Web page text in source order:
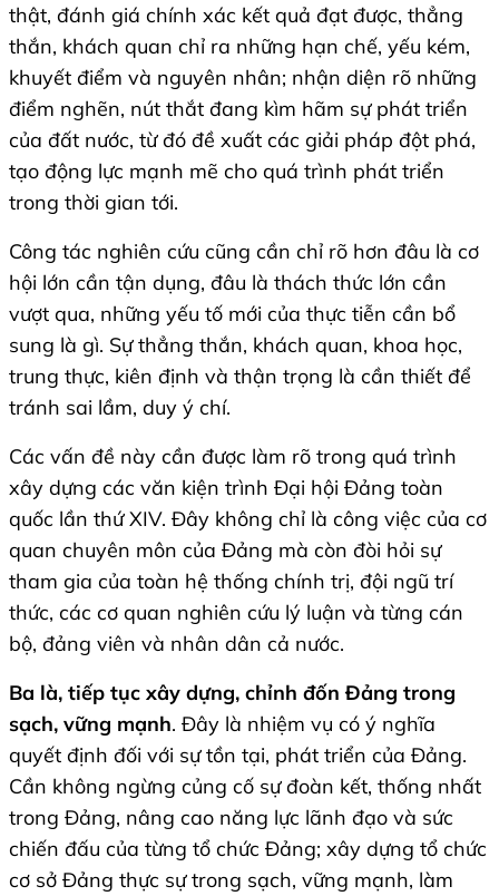
thật, đánh giá chính xác kết quả đạt được, thẳng
thắn, khách quan chỉ ra những hạn chế, yếu kém,
khuyết điểm và nguyên nhân; nhận diện rõ những
điểm nghẽn, nút thắt đang kìm hãm sự phát triển
của đất nước, từ đó đề xuất các giải pháp đột phá,
tạo động lực mạnh mẽ cho quá trình phát triển
trong thời gian tới.
Công tác nghiên cứu cũng cần chỉ rõ hơn đâu là cơ
hội lớn cần tận dụng, đâu là thách thức lớn cần
vượt qua, những yếu tố mới của thực tiễn cần bổ
sung là gì. Sự thẳng thắn, khách quan, khoa học,
trung thực, kiên định và thận trọng là cần thiết để
tránh sai lầm, duy ý chí.
Các vấn đề này cần được làm rõ trong quá trình
xây dựng các văn kiện trình Đại hội Đảng toàn
quốc lần thứ XIV. Đây không chỉ là công việc của cơ
quan chuyên môn của Đảng mà còn đòi hỏi sự
tham gia của toàn hệ thống chính trị, đội ngũ trí
thức, các cơ quan nghiên cứu lý luận và từng cán
bộ, đảng viên và nhân dân cả nước.
Ba là, tiếp tục xây dựng, chỉnh đốn Đảng trong
sạch, vững mạnh. Đây là nhiệm vụ có ý nghĩa
quyết định đối với sự tồn tại, phát triển của Đảng.
Cần không ngừng củng cố sự đoàn kết, thống nhất
trong Đảng, nâng cao năng lực lãnh đạo và sức
chiến đấu của từng tổ chức Đảng; xây dựng tổ chức
cơ sở Đảng thực sự trong sạch, vững mạnh, làm